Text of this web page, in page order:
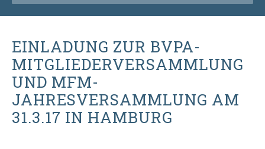
EINLADUNG ZUR BVPA-
MITGLIEDERVERSAMMLUNG
UND MFM-
JAHRESVERSAMMLUNG AM
31.3.17 IN HAMBURG